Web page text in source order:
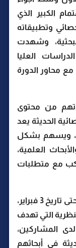
الكبير الذي
وتطبيقاته
وشهدت
العليا
مع محاور الدورة
من محتوى
الحديثة يعد
ويسهم بشكل
العلمية،
مع متطلبات
ومن المقرر أن تستمر الدورة التدريبية حتى تاريخ 3 فبراير،
التي تهدف
المشاركين،
في أبحاثهم